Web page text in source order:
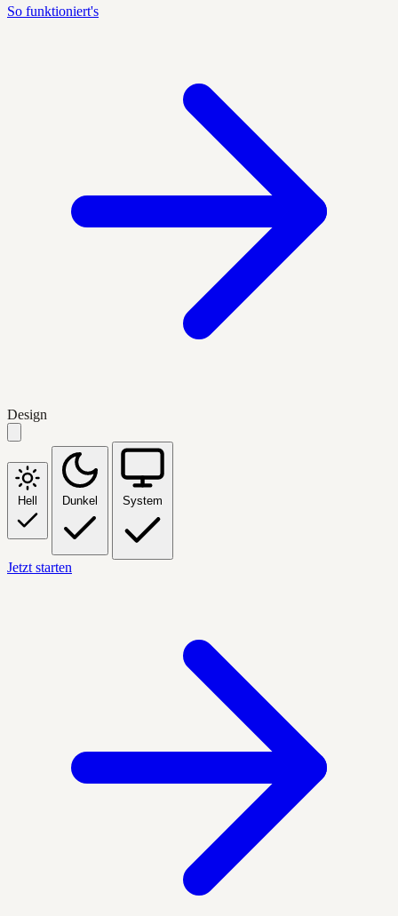
So funktioniert's
Design
Hell Dunkel System
Jetzt starten